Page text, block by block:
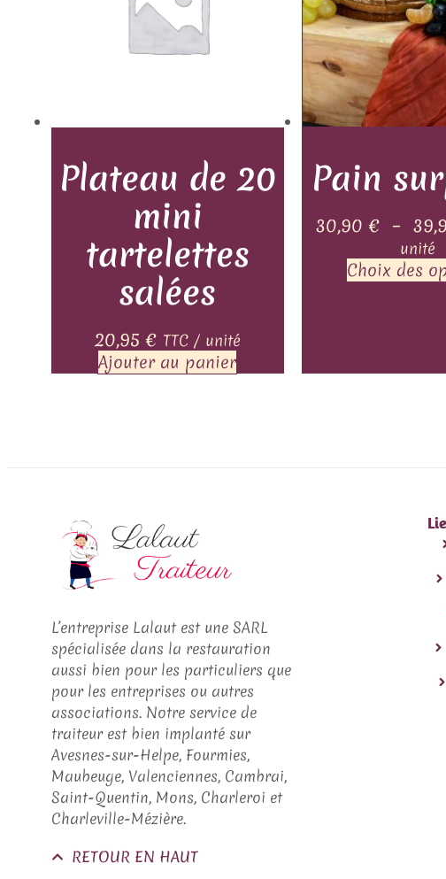
Plateau de 20
mini
tartelettes
salées
20,95€ TTC / unité
Ajouter au panier
Pain
30,90€ –
unité
Choix des
L’entreprise Lalaut est une SARL
spécialisée dans la restauration
aussi bien pour les particuliers que
pour les entreprises ou autres
associations. Notre service de
traiteur est bien implanté sur
Avesnes-sur-Helpe, Fourmies,
Maubeuge, Valenciennes, Cambrai,
Saint-Quentin, Mons, Charleroi et
Charleville-Mézière.
RETOUR EN HAUT